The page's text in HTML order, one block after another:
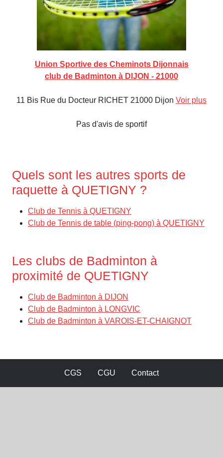
Union Sportive des Cheminots Dijonnais
club de Badminton à DIJON - 21000
11 Bis Rue du Docteur RICHET 21000 Dijon Voir plus
Pas d'avis de sportif
Quels sont les autres sports de
raquette à QUETIGNY ?
Club de Tennis à QUETIGNY
Club de Tennis de table (ping-pong) à QUETIGNY
Les clubs de Badminton à
proximité de QUETIGNY
Club de Badminton à DIJON
Club de Badminton à LONGVIC
Club de Badminton à VAROIS-ET-CHAIGNOT
CGS CGU Contact